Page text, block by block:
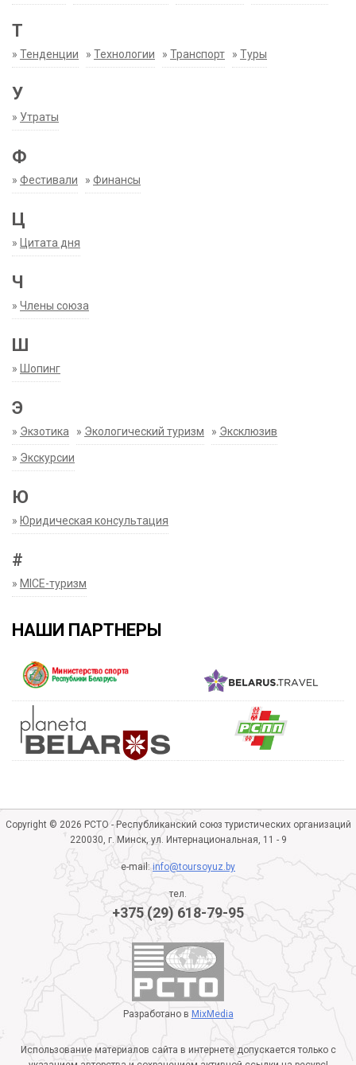
Т
» Тенденции » Технологии » Транспорт » Туры
У
» Утраты
Ф
» Фестивали » Финансы
Ц
» Цитата дня
Ч
» Члены союза
Ш
» Шопинг
Э
» Экзотика » Экологический туризм » Эксклюзив
» Экскурсии
Ю
» Юридическая консультация
#
» MICE-туризм
НАШИ ПАРТНЕРЫ
Copyright © 2026 РСТО - Республиканский союз туристических организаций
220030, г. Минск, ул. Интернациональная, 11 - 9
e-mail:info@toursoyuz.by
тел.
+375 (29) 618-79-95
Разработано в MixMedia
Использование материалов сайта в интернете допускается только с